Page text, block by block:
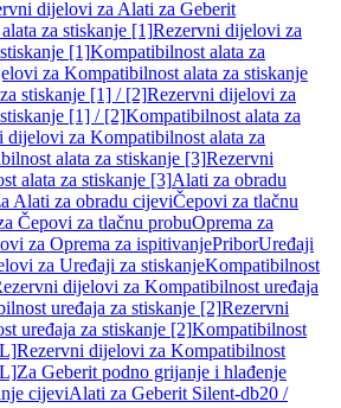
dijelovi za Alati za Geberit
za stiskanje [1]Rezervni dijelovi za
[1]Kompatibilnost alata za
za Kompatibilnost alata za stiskanje
stiskanje [1] / [2]Rezervni dijelovi za
[1] / [2]Kompatibilnost alata za
dijelovi za Kompatibilnost alata za
alata za stiskanje [3]Rezervni
alata za stiskanje [3]Alati za obradu
Alati za obradu cijeviČepovi za tlačnu
Čepovi za tlačnu probuOprema za
za Oprema za ispitivanjePriborUređaji
za Uređaji za stiskanjeKompatibilnost
dijelovi za Kompatibilnost uređaja
uređaja za stiskanje [2]Rezervni
uređaja za stiskanje [2]Kompatibilnost
Rezervni dijelovi za Kompatibilnost
Za Geberit podno grijanje i hlađenje
cijeviAlati za Geberit Silent-db20 /